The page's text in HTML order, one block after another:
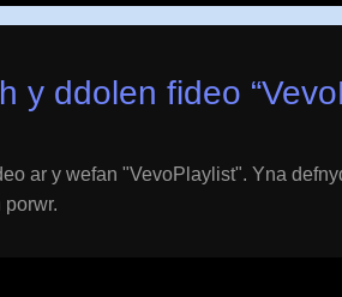
y ddolen fideo “
ar y wefan "VevoPlaylist". Yna